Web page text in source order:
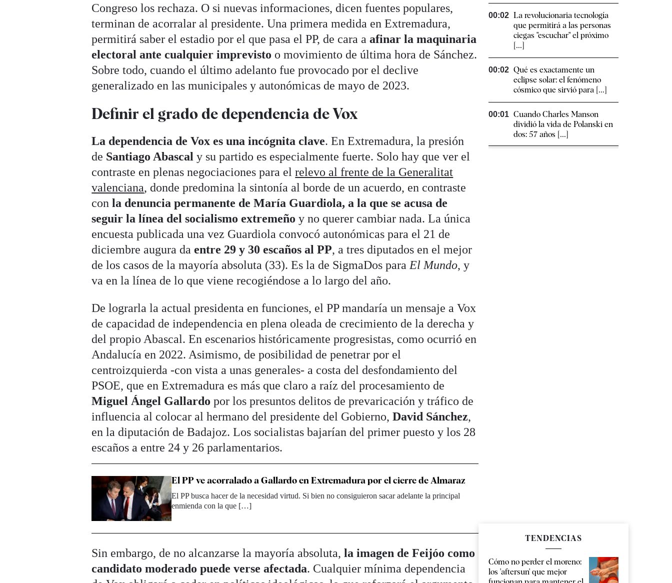
Congreso los rechaza. O si nuevas informaciones, dicen fuentes populares,
terminan de acorralar al presidente. Una primera medida en Extremadura,
permitirá saber el estadio por el que pasa el PP, de cara aafinar la maquinaria
electoral ante cualquier imprevisto o movimiento de última hora de Sánchez.
Sobre todo, cuando el último adelanto fue provocado por el declive
generalizado en las municipales y autonómicas de mayo de 2023.
Definir el grado de dependencia de Vox
La dependencia de Vox es una incógnita clave. En Extremadura, la presión
de Santiago Abascaly su partido es especialmente fuerte. Solo hay que ver el
contraste en plenas negociaciones para elrelevo al frente de la Generalitat
valenciana, donde predomina la sintonía al borde de un acuerdo, en contraste
con la denuncia permanente de María Guardiola, a la que se acusa de
seguir la línea del socialismo extremeño y no querer cambiar nada. La única
encuesta publicada una vez Guardiola convocó autonómicas para el 21 de
diciembre augura daentre 29 y 30 escaños al PP, a tres diputados en el mejor
de los casos de la mayoría absoluta (33). Es la de SigmaDos para El Mundo, y
va en la línea de lo que viene recogiéndose a lo largo del año.
De lograrla la actual presidenta en funciones, el PP mandaría un mensaje a Vox
de capacidad de independencia en plena oleada de crecimiento de la derecha y
del propio Abascal. En escenarios históricamente progresistas, como ocurrió en
Andalucía en 2022. Asimismo, de posibilidad de penetrar por el
centroizquierda -con vista a unas generales- a costa del desfondamiento del
PSOE, que en Extremadura es más que claro a raíz del procesamiento de
Miguel Ángel Gallardo por los presuntos delitos de prevaricación y tráfico de
influencia al colocar al hermano del presidente del Gobierno,David Sánchez,
en la diputación de Badajoz. Los socialistas bajarían del primer puesto y los 28
escaños a entre 24 y 26 parlamentarios.
El PP ve acorralado a Gallardo en Extremadura por el cierre de Almaraz
El PP busca hacer de la necesidad virtud. Si bien no consiguieron sacar adelante la principal
enmienda con la que […]
Sin embargo, de no alcanzarse la mayoría absoluta,la imagen de Feijóo como
candidato moderado puede verse afectada. Cualquier mínima dependencia
00:02 La revolucionaria tecnología
que permitirá a las personas
ciegas "escuchar" el próximo
[...]
00:02 Qué es exactamente un
eclipse solar: el fenómeno
cósmico que sirvió para [...]
00:01 Cuando Charles Manson
dividió la vida de Polanski en
dos: 57 años [...]
TENDENCIAS
Cómo no perder el moreno:
los 'aftersun' que mejor